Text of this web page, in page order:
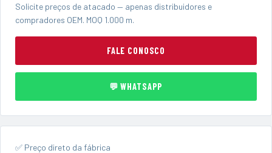
Solicite preços de atacado — apenas distribuidores e
compradores OEM. MOQ 1.000 m.
FALE CONOSCO
💬 WHATSAPP
✅ Preço direto da fábrica